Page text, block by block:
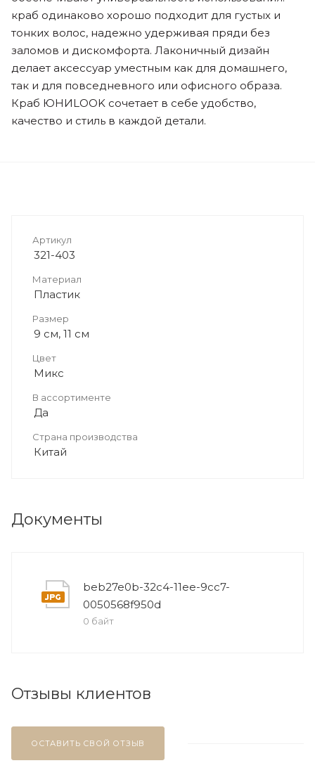
краб одинаково хорошо подходит для густых и
тонких волос, надежно удерживая пряди без
заломов и дискомфорта. Лаконичный дизайн
делает аксессуар уместным как для домашнего,
так и для повседневного или офисного образа.
Краб ЮНИLOOK сочетает в себе удобство,
качество и стиль в каждой детали.
Артикул
321-403
Материал
Пластик
Размер
9 см, 11 см
Цвет
Микс
В ассортименте
Да
Страна производства
Китай
Документы
beb27e0b-32c4-11ee-9cc7-
0050568f950d
0 байт
Отзывы клиентов
ОСТАВИТЬ СВОЙ ОТЗЫВ